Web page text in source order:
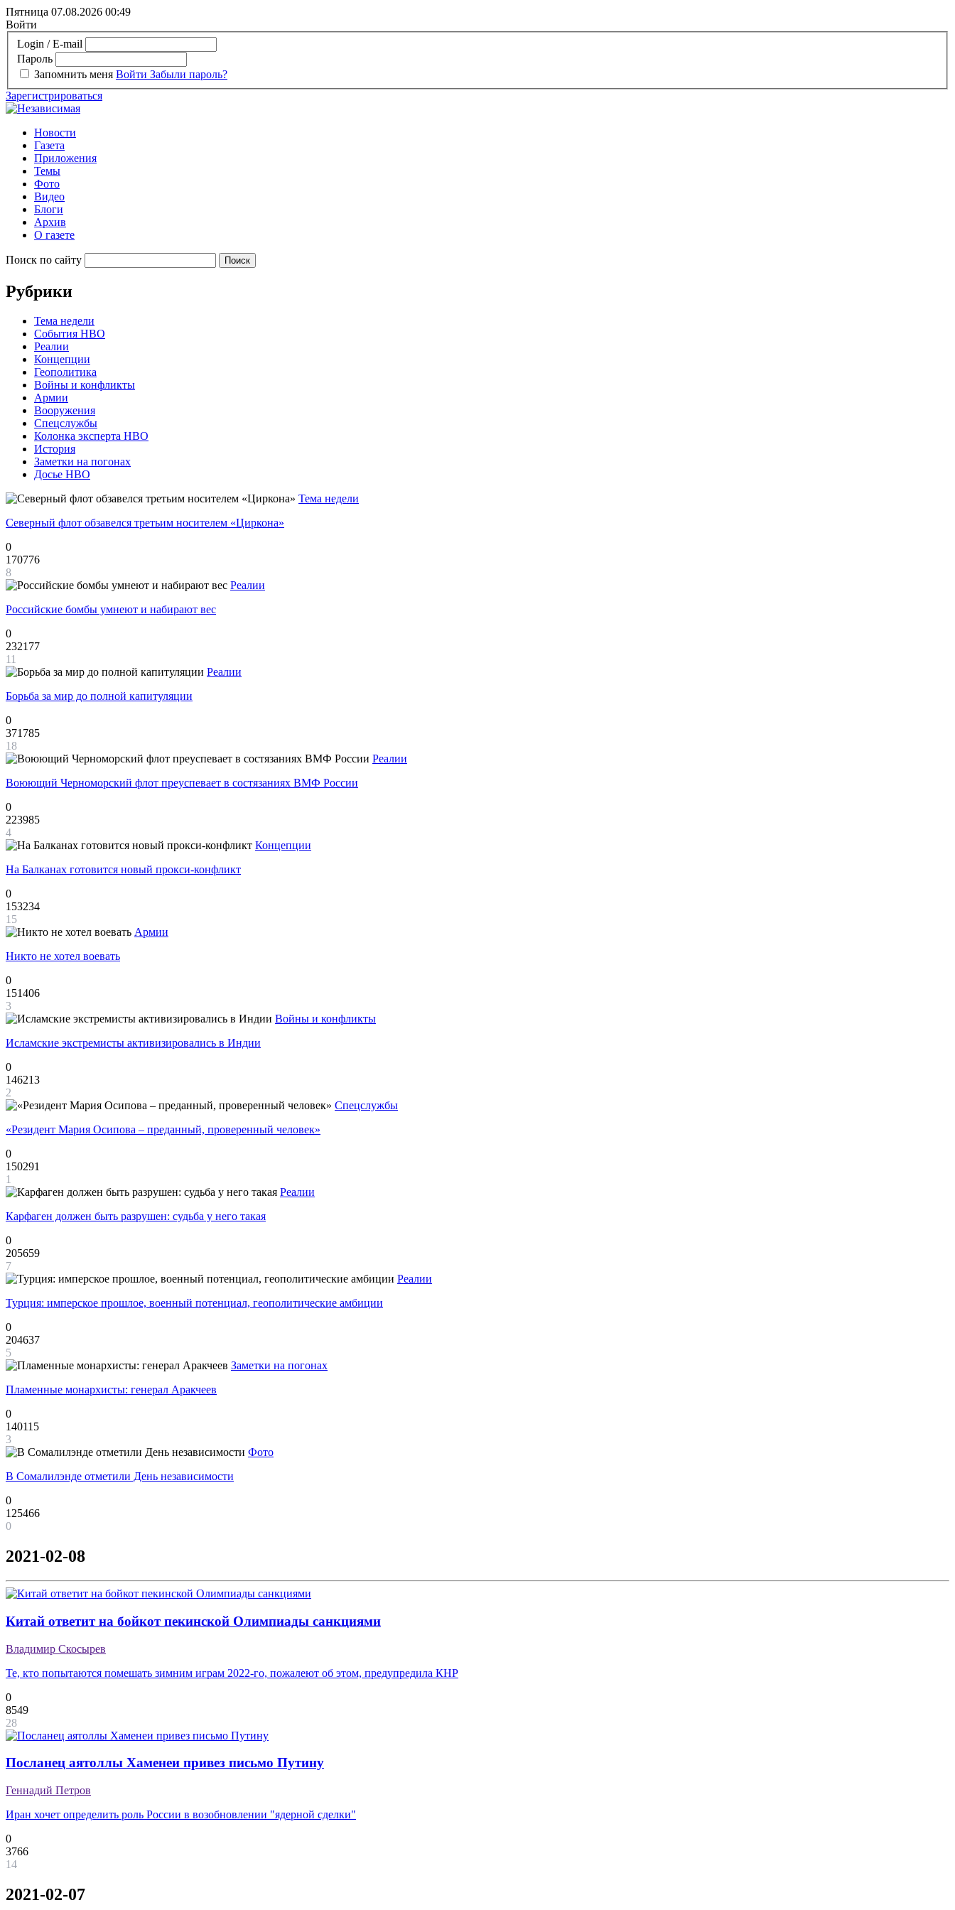
Пятница 07.08.2026 00:49
Войти
Login / E-mail
Пароль
Запомнить меня Войти Забыли пароль?
Зарегистрироваться
Новости
Газета
Приложения
Темы
Фото
Видео
Блоги
Архив
О газете
Поиск по сайту
Рубрики
Тема недели
События НВО
Реалии
Концепции
Геополитика
Войны и конфликты
Армии
Вооружения
Спецслужбы
Колонка эксперта НВО
История
Заметки на погонах
Досье НВО
Тема недели
Северный флот обзавелся третьим носителем «Циркона»
0
170776
8
Реалии
Российские бомбы умнеют и набирают вес
0
232177
11
Реалии
Борьба за мир до полной капитуляции
0
371785
18
Реалии
Воюющий Черноморский флот преуспевает в состязаниях ВМФ России
0
223985
4
Концепции
На Балканах готовится новый прокси-конфликт
0
153234
15
Армии
Никто не хотел воевать
0
151406
3
Войны и конфликты
Исламские экстремисты активизировались в Индии
0
146213
2
Спецслужбы
«Резидент Мария Осипова – преданный, проверенный человек»
0
150291
1
Реалии
Карфаген должен быть разрушен: судьба у него такая
0
205659
7
Реалии
Турция: имперское прошлое, военный потенциал, геополитические амбиции
0
204637
5
Заметки на погонах
Пламенные монархисты: генерал Аракчеев
0
140115
3
Фото
В Сомалилэнде отметили День независимости
0
125466
0
2021-02-08
Китай ответит на бойкот пекинской Олимпиады санкциями
Владимир Скосырев
Те, кто попытаются помешать зимним играм 2022-го, пожалеют об этом, предупредила КНР
0
8549
28
Посланец аятоллы Хаменеи привез письмо Путину
Геннадий Петров
Иран хочет определить роль России в возобновлении "ядерной сделки"
0
3766
14
2021-02-07